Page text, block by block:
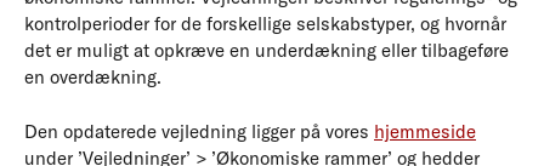
kontrolperioder for de forskellige selskabstyper, og hvornår
det er muligt at opkræve en underdækning eller tilbageføre
en overdækning.
Den opdaterede vejledning ligger på vores hjemmeside
under ’Vejledninger’ > ’Økonomiske rammer’ og hedder